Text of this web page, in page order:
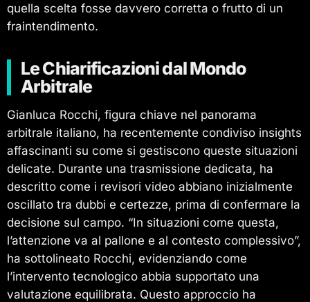
quella scelta fosse davvero corretta o frutto di un
fraintendimento.
Le Chiarificazioni dal Mondo
Arbitrale
Gianluca Rocchi, figura chiave nel panorama
arbitrale italiano, ha recentemente condiviso insights
affascinanti su come si gestiscono queste situazioni
delicate. Durante una trasmissione dedicata, ha
descritto come i revisori video abbiano inizialmente
oscillato tra dubbi e certezze, prima di confermare la
decisione sul campo. “In situazioni come questa,
l’attenzione va al pallone e al contesto complessivo”,
ha sottolineato Rocchi, evidenziando come
l’intervento tecnologico abbia supportato una
valutazione equilibrata. Questo approccio ha